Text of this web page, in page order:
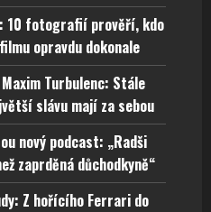
10 fotografií prověří, kdo
opravdu dokonale
Turbulenc: Stále
slávu mají za sebou
nový podcast: „Radši
zaprděná důchodkyně“
Z hořícího Ferrari do